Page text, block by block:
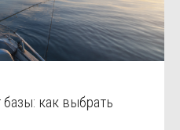
как выбрать